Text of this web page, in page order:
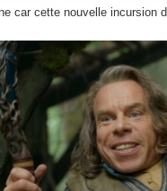
car cette nouvelle incursion